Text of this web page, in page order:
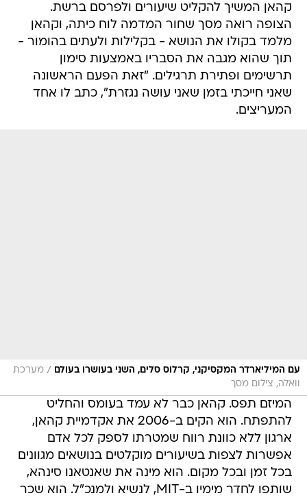
קהאן המשיך להקליט שיעורים ולפרסם ברשת.
הצופה רואה מסך שחור המדמה לוח כיתה, וקהאן
מלמד בקולו את הנושא - בקלילות ולעתים בהומור -
תוך שהוא מגבה את הסבריו באמצעות סימון
תרשימים ופתירת תרגילים. "זאת הפעם הראשונה
שאני חייכתי בזמן שאני עושה נגזרת", כתב לו אחד
המעריצים.
עם המיליארדר המקסיקני, קרלוס סלים, השני בעושרו בעולם / מערכת
וואלה, צילום מסך
המיזם תפס. קהאן כבר לא עמד בעומס והחליט
להתפתח. הוא הקים ב-2006 את אקדמיית קהאן,
ארגון ללא כוונת רווח שמטרתו לספק לכל אדם
אפשרות לצפות בשיעורים מוקלטים בנושאים מגוונים
בכל זמן ובכל מקום. הוא מינה את שאנטאנו סינהא,
שותפו לחדר מימיו ב-MIT, לנשיא ולמנכ"ל. הוא שכר